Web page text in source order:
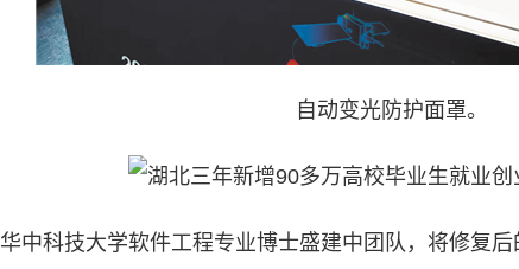
自动变光防护面罩。
华中科技大学软件工程专业博士盛建中团队，将修复后